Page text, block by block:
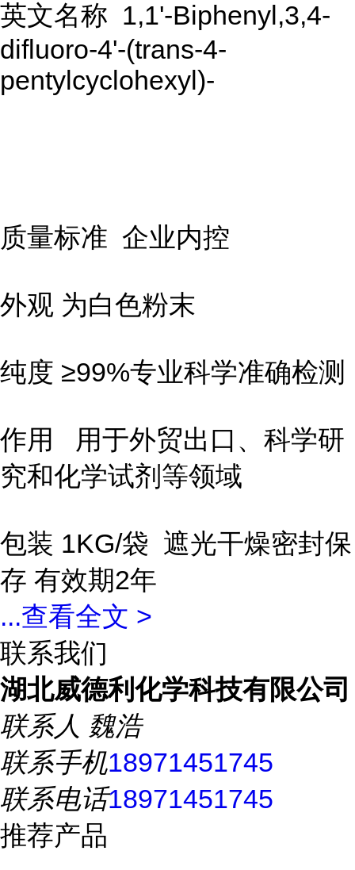
英文名称 1,1'-Biphenyl,3,4-
difluoro-4'-(trans-4-
pentylcyclohexyl)-
质量标准 企业内控
外观 为白色粉末
纯度 ≥99%专业科学准确检测
作用 用于外贸出口、科学研
究和化学试剂等领域
包装 1KG/袋 遮光干燥密封保
存 有效期2年
...查看全文 >
联系我们
湖北威德利化学科技有限公司
联系人 魏浩
联系手机18971451745
联系电话18971451745
推荐产品